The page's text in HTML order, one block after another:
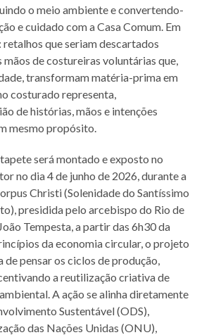
o meio ambiente e convertendo-
e cuidado com a Casa Comum. Em
que seriam descartados
mãos de costureiras voluntárias que,
transformam matéria-prima em
costurado representa,
de histórias, mãos e intenções
mesmo propósito.
será montado e exposto no
no dia 4 de junho de 2026, durante a
Christi (Solenidade do Santíssimo
presidida pelo arcebispo do Rio de
Tempesta, a partir das 6h30 da
da economia circular, o projeto
pensar os ciclos de produção,
a reutilização criativa de
A ação se alinha diretamente
Sustentável (ODS),
das Nações Unidas (ONU),